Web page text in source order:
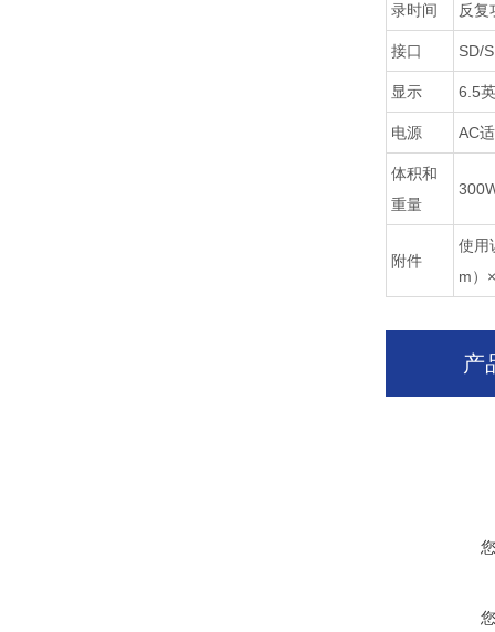
录时间
反复
接口 SD/
显示 6.5
电源 AC
体积和
重量
附件
使用
m）
产